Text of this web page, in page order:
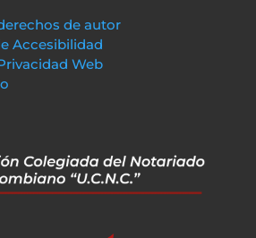
de autor
Accesibilidad
Web